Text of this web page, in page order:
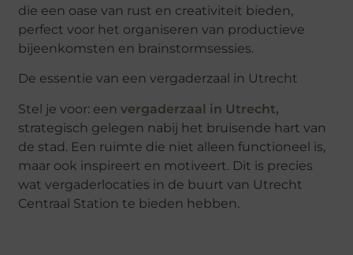
die een oase van rust en creativiteit bieden,
perfect voor het organiseren van productieve
bijeenkomsten en brainstormsessies.
De essentie van eenvergaderzaal in Utrecht
Stel je voor: eenvergaderzaal in Utrecht,
strategisch gelegen nabij het bruisende hart van
de stad. Een ruimte die niet alleen functioneel is,
maar ook inspireert en motiveert. Dit is precies
wat vergaderlocaties in de buurt van Utrecht
Centraal Station te bieden hebben.